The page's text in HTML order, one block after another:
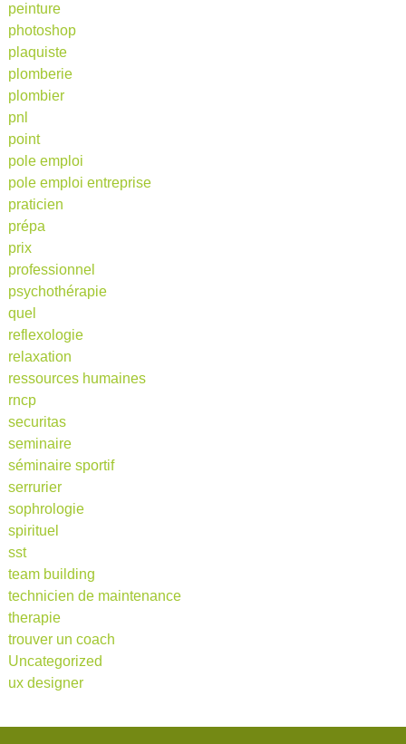
peinture
photoshop
plaquiste
plomberie
plombier
pnl
point
pole emploi
pole emploi entreprise
praticien
prépa
prix
professionnel
psychothérapie
quel
reflexologie
relaxation
ressources humaines
rncp
securitas
seminaire
séminaire sportif
serrurier
sophrologie
spirituel
sst
team building
technicien de maintenance
therapie
trouver un coach
Uncategorized
ux designer